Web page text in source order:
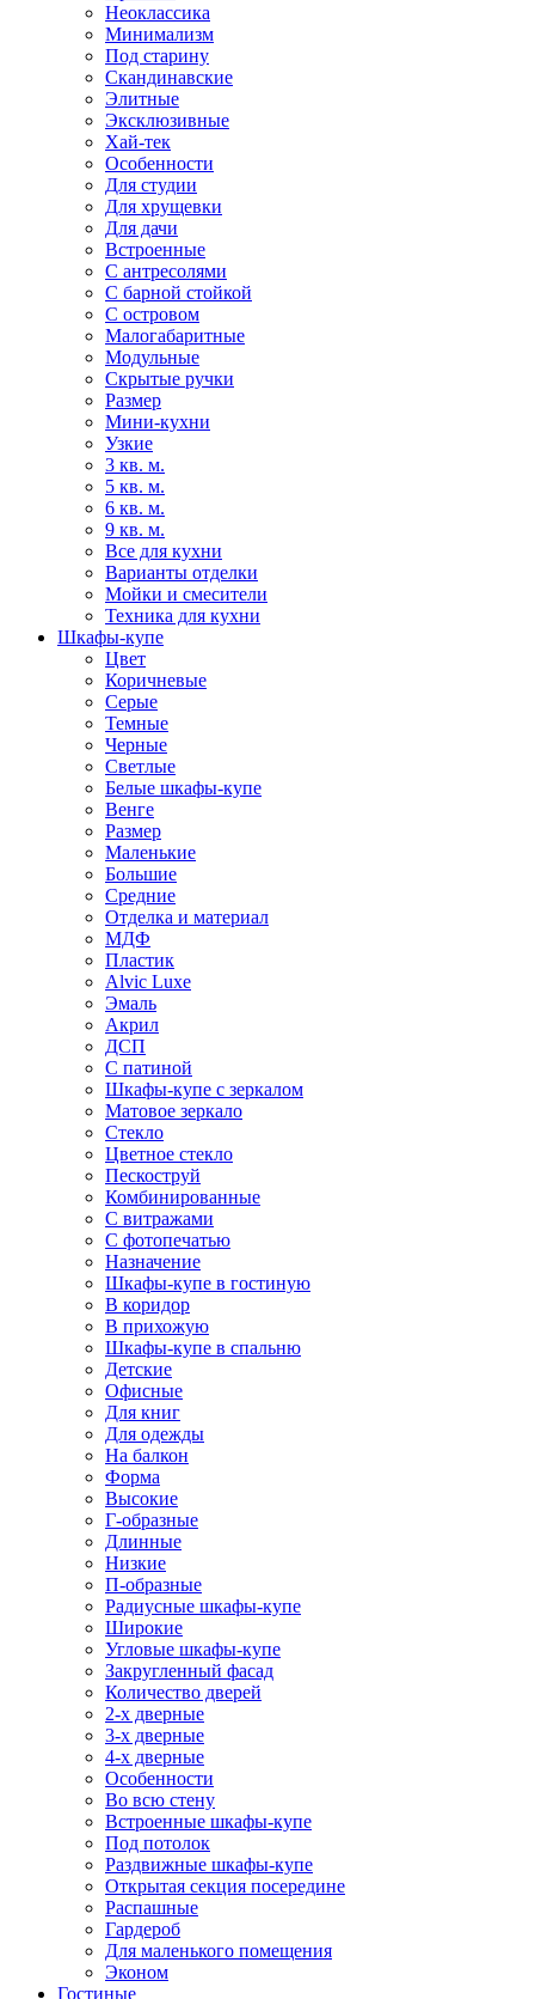
Неоклассика
Минимализм
Под старину
Скандинавские
Элитные
Эксклюзивные
Хай-тек
Особенности
Для студии
Для хрущевки
Для дачи
Встроенные
С антресолями
С барной стойкой
С островом
Малогабаритные
Модульные
Скрытые ручки
Размер
Мини-кухни
Узкие
3 кв. м.
5 кв. м.
6 кв. м.
9 кв. м.
Все для кухни
Варианты отделки
Мойки и смесители
Техника для кухни
Шкафы-купе
Цвет
Коричневые
Серые
Темные
Черные
Светлые
Белые шкафы-купе
Венге
Размер
Маленькие
Большие
Средние
Отделка и материал
МДФ
Пластик
Alvic Luxe
Эмаль
Акрил
ДСП
С патиной
Шкафы-купе с зеркалом
Матовое зеркало
Стекло
Цветное стекло
Пескоструй
Комбинированные
С витражами
С фотопечатью
Назначение
Шкафы-купе в гостиную
В коридор
В прихожую
Шкафы-купе в спальню
Детские
Офисные
Для книг
Для одежды
На балкон
Форма
Высокие
Г-образные
Длинные
Низкие
П-образные
Радиусные шкафы-купе
Широкие
Угловые шкафы-купе
Закругленный фасад
Количество дверей
2-х дверные
3-х дверные
4-х дверные
Особенности
Во всю стену
Встроенные шкафы-купе
Под потолок
Раздвижные шкафы-купе
Открытая секция посередине
Распашные
Гардероб
Для маленького помещения
Эконом
Гостиные